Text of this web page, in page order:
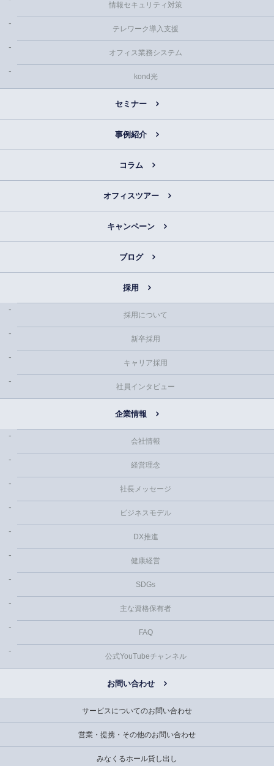
情報セキュリティ対策
テレワーク導入支援
オフィス業務システム
kond光
セミナー
事例紹介
コラム
オフィスツアー
キャンペーン
ブログ
採用
採用について
新卒採用
キャリア採用
社員インタビュー
企業情報
会社情報
経営理念
社長メッセージ
ビジネスモデル
DX推進
健康経営
SDGs
主な資格保有者
FAQ
公式YouTubeチャンネル
お問い合わせ
サービスについてのお問い合わせ
営業・提携・その他のお問い合わせ
みなくるホール貸し出し